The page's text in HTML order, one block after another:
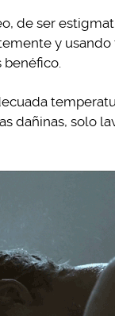
de ser
y
benéfico.
dañinas, solo